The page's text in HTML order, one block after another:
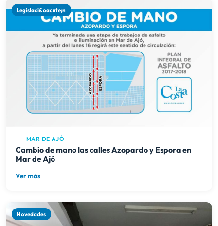
Legislaci&oacute;n
MAR DE AJÓ
Cambio de mano las calles Azopardo y Espora en
Mar de Ajó
Ver más
Novedades